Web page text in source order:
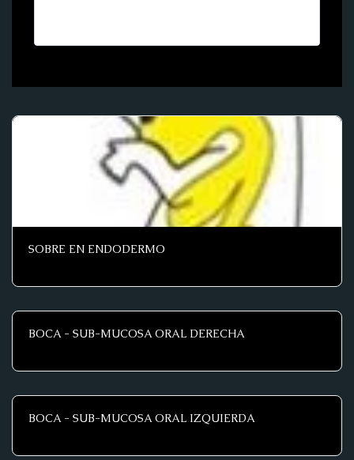
SOBRE EN ENDODERMO
BOCA - SUB-MUCOSA ORAL DERECHA
BOCA - SUB-MUCOSA ORAL IZQUIERDA